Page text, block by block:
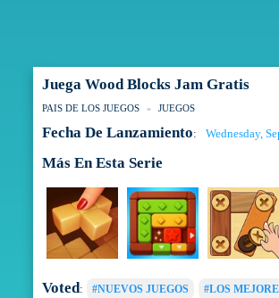
Juega Wood Blocks Jam Gratis
PAIS DE LOS JUEGOS JUEGOS
Fecha De Lanzamiento: Wednesday,
Más En Esta Serie
Voted: #NUEVOS JUEGOS #LOS